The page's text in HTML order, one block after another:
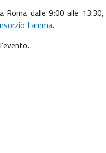
dalle 9:00 alle
Lamma.